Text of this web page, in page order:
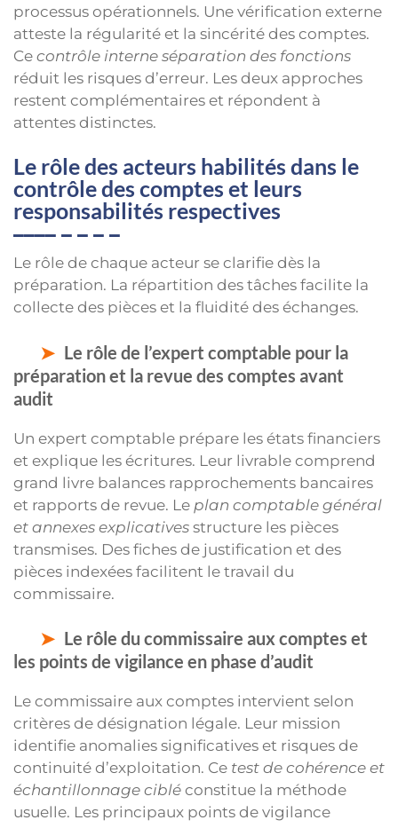
processus opérationnels. Une vérification externe
atteste la régularité et la sincérité des comptes.
Ce contrôle interne séparation des fonctions
réduit les risques d’erreur. Les deux approches
restent complémentaires et répondent à
attentes distinctes.
Le rôle des acteurs habilités dans le
contrôle des comptes et leurs
responsabilités respectives
Le rôle de chaque acteur se clarifie dès la
préparation. La répartition des tâches facilite la
collecte des pièces et la fluidité des échanges.
Le rôle de l’expert comptable pour la
préparation et la revue des comptes avant
audit
Un expert comptable prépare les états financiers
et explique les écritures. Leur livrable comprend
grand livre balances rapprochements bancaires
et rapports de revue. Le plan comptable général
et annexes explicatives structure les pièces
transmises. Des fiches de justification et des
pièces indexées facilitent le travail du
commissaire.
Le rôle du commissaire aux comptes et
les points de vigilance en phase d’audit
Le commissaire aux comptes intervient selon
critères de désignation légale. Leur mission
identifie anomalies significatives et risques de
continuité d’exploitation. Ce test de cohérence et
échantillonnage ciblé constitue la méthode
usuelle. Les principaux points de vigilance